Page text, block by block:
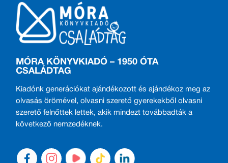
MÓRA KÖNYVKIADÓ – 1950 ÓTA
CSALÁDTAG
Kiadónk generációkat ajándékozott és ajándékoz meg az
olvasás örömével, olvasni szerető gyerekekből olvasni
szerető felnőttek lettek, akik mindezt továbbadták a
következő nemzedéknek.